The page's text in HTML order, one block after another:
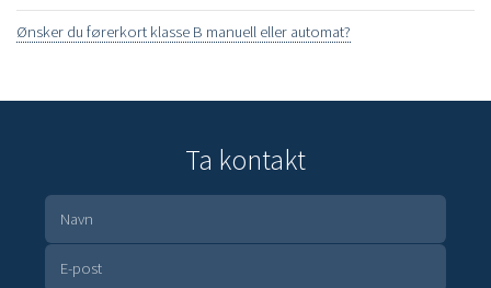
Ønsker du førerkort klasse B manuell eller automat?
Ta kontakt